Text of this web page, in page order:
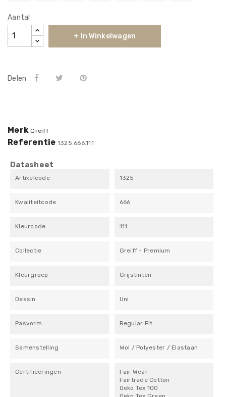
Aantal
+ In Winkelwagen
Delen
Merk Greiff
Referentie 1325.666.111
Datasheet
Artikelcode 1325
Kwaliteitcode 666
Kleurcode 111
Collectie Greiff - Premium
Kleurgroep Grijstinten
Dessin Uni
Pasvorm Regular Fit
Samenstelling Wol / Polyester / Elastaan
Certificeringen
Fair Wear
Fairtrade Cotton
Oeko Tex 100